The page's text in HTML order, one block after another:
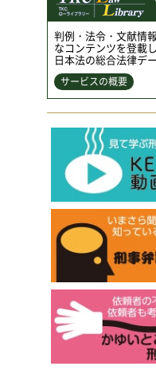
判例・法令・文献情
なコンテンツを登載
日本法の総合法律デ
サービスの概要